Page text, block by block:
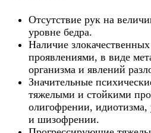
Отсутствие рук на
уровне бедра.
Наличие
проявлениями, в виде
организма и явлений
Значительные
тяжелыми и стойкими
олигофрении, идиотизма,
и шизофрении.